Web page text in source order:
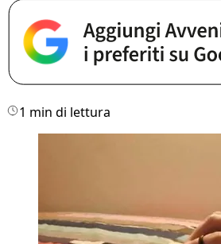
1 min di lettura